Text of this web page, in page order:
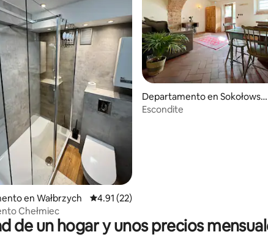
5 de 5; 3 evaluaciones
en Wałbrzych Calificación promedio: 4.91 de 5; 22
4.91 (22)
Chełmiec
Departamento en Sokołowsk
o
Escondite
de un hogar y unos precios